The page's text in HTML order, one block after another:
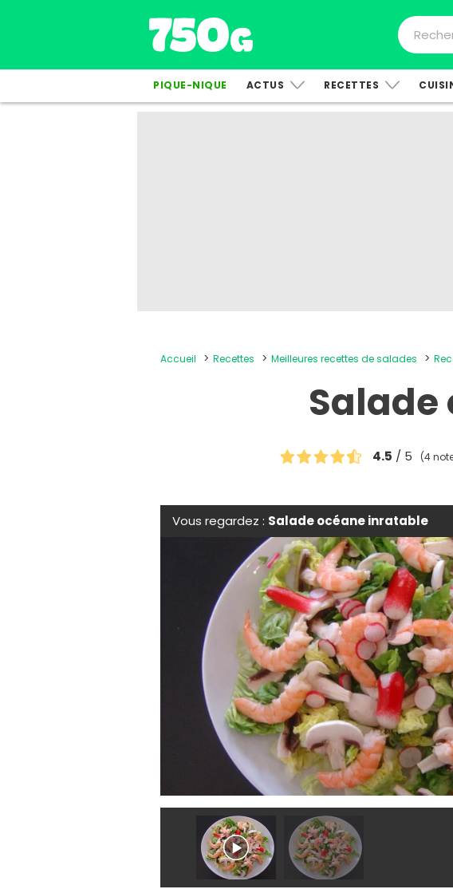
PIQUE-NIQUE ACTUS RECETTES
Accueil Recettes Meilleures recettes de salades
4.5 / 5 (4
Vous regardez : Salade océane inratable